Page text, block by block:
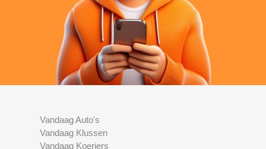
Vandaag Auto's
Vandaag Klussen
Vandaag Koeriers